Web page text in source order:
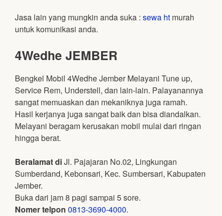
Jasa lain yang mungkin anda suka : sewa ht murah
untuk komunikasi anda.
4Wedhe JEMBER
Bengkel Mobil 4Wedhe Jember Melayani Tune up,
Service Rem, Understell, dan lain-lain. Palayanannya
sangat memuaskan dan mekaniknya juga ramah.
Hasil kerjanya juga sangat baik dan bisa diandalkan.
Melayani beragam kerusakan mobil mulai dari ringan
hingga berat.
Beralamat diJl. Pajajaran No.02, Lingkungan
Sumberdand, Kebonsari, Kec. Sumbersari, Kabupaten
Jember.
Buka dari jam 8 pagi sampai 5 sore.
Nomer telpon 0813-3690-4000.